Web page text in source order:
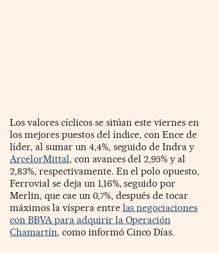
Los valores cíclicos se sitúan este viernes en
los mejores puestos del índice, con Ence de
líder, al sumar un 4,4%, seguido de Indra y
ArcelorMittal, con avances del 2,95% y al
2,83%, respectivamente. En el polo opuesto,
Ferrovial se deja un 1,16%, seguido por
Merlin, que cae un 0,7%, después de tocar
máximos la víspera entre las negociaciones
con BBVA para adquirir la Operación
Chamartín, como informó Cinco Días.